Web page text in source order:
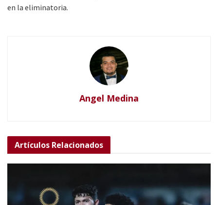
en la eliminatoria.
Angel Medina
Artículos Relacionados